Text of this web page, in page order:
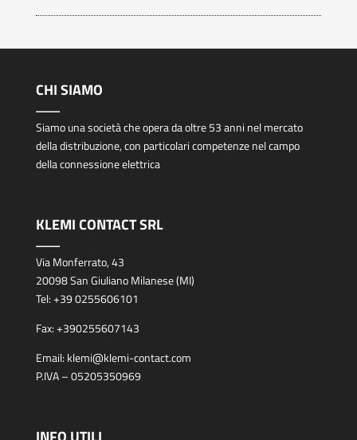
CHI SIAMO
Siamo una società che opera da oltre 53 anni nel mercato
della distribuzione, con particolari competenze nel campo
della connessione elettrica
KLEMI CONTACT SRL
Via Monferrato, 43
20098 San Giuliano Milanese (MI)
Tel:+39 0255606101
Fax:+390255607143
Email: klemi@klemi-contact.com
P.IVA – 05205350969